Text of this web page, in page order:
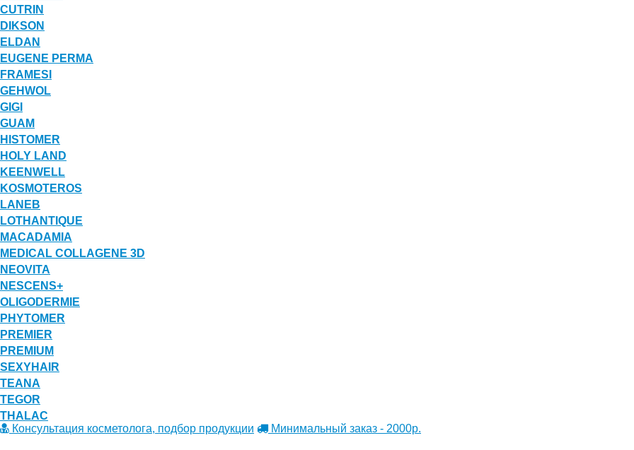
CUTRIN
DIKSON
ELDAN
EUGENE PERMA
FRAMESI
GEHWOL
GIGI
GUAM
HISTOMER
HOLY LAND
KEENWELL
KOSMOTEROS
LANEB
LOTHANTIQUE
MACADAMIA
MEDICAL COLLAGENE 3D
NEOVITA
NESCENS+
OLIGODERMIE
PHYTOMER
PREMIER
PREMIUM
SEXYHAIR
TEANA
TEGOR
THALAC
Консультация косметолога, подбор продукции
Минимальный заказ - 2000р.